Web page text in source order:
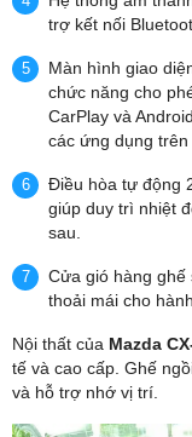
trợ kết nối
Màn hình giao
chức năng cho
CarPlay và
các ứng dụng trên
Điều hòa tự động
giúp duy trì nhiệt
sau.
Cửa gió hàng
thoải mái cho
Nội thất của Mazda
tế và cao cấp. Ghế
và hỗ trợ nhớ vị trí.